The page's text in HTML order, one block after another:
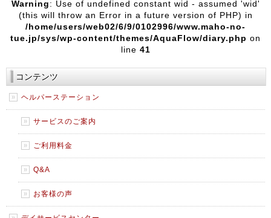
Warning: Use of undefined constant wid - assumed 'wid'
(this will throw an Error in a future version of PHP) in
/home/users/web02/6/9/0102996/www.maho-no-
tue.jp/sys/wp-content/themes/AquaFlow/diary.php on
line 41
コンテンツ
ヘルパーステーション
サービスのご案内
ご利用料金
Q&A
お客様の声